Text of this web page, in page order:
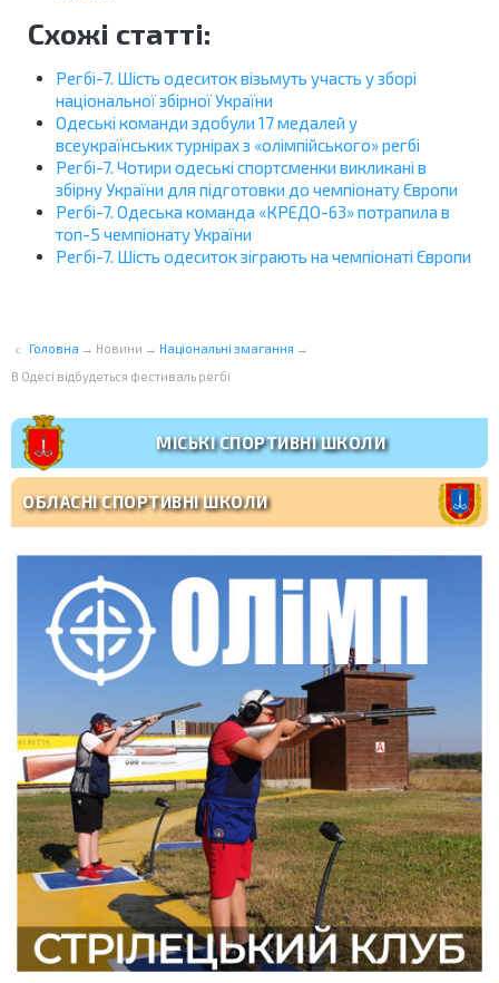
Схожі статті:
Регбі-7. Шість одеситок візьмуть участь у зборі
національної збірної України
Одеські команди здобули 17 медалей у
всеукраїнських турнірах з «олімпійського» регбі
Регбі-7. Чотири одеські спортсменки викликані в
збірну України для підготовки до чемпіонату Європи
Регбі-7. Одеська команда «КРЕДО-63» потрапила в
топ-5 чемпіонату України
Регбі-7. Шість одеситок зіграють на чемпіонаті Європи
Головна → Новини → Національні змагання
→
В Одесі відбудеться фестиваль регбі
МІСЬКІ СПОРТИВНІ ШКОЛИ
ОБЛАСНІ СПОРТИВНІ ШКОЛИ